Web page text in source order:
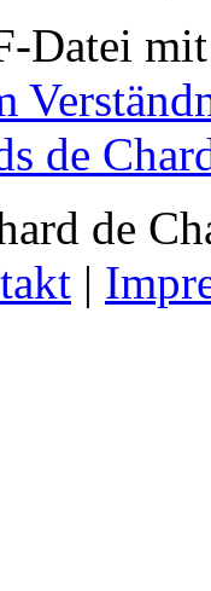
Datei
de
de
|